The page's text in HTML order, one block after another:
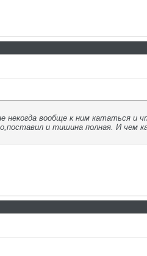
вообще к ним кататься и
и тишина полная. И чем